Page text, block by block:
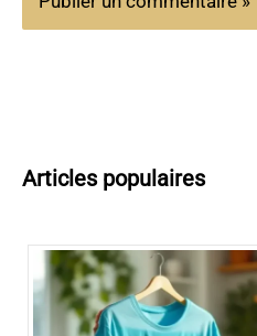
Articles populaires